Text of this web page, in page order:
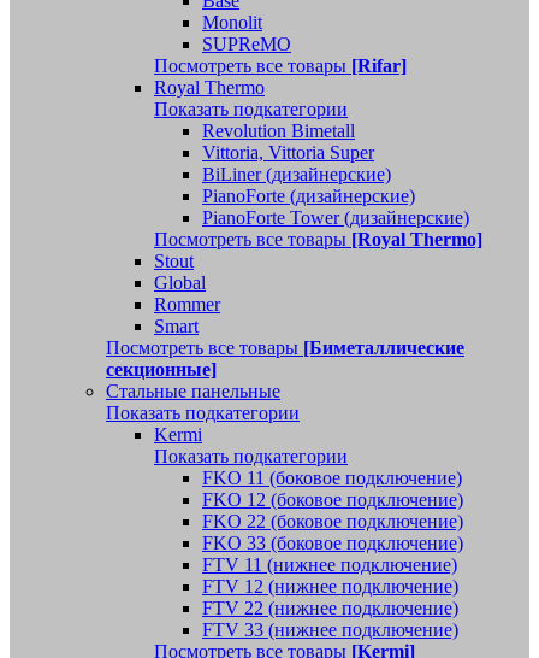
Monolit
SUPReMO
Посмотреть все товары [Rifar]
Royal Thermo
Показать подкатегории
Revolution Bimetall
Vittoria, Vittoria Super
BiLiner (дизайнерские)
PianoForte (дизайнерские)
PianoForte Tower (дизайнерские)
Посмотреть все товары [Royal Thermo]
Stout
Global
Rommer
Smart
Посмотреть все товары [Биметаллические
секционные]
Стальные панельные
Показать подкатегории
Kermi
Показать подкатегории
FKO 11 (боковое подключение)
FKO 12 (боковое подключение)
FKO 22 (боковое подключение)
FKO 33 (боковое подключение)
FTV 11 (нижнее подключение)
FTV 12 (нижнее подключение)
FTV 22 (нижнее подключение)
FTV 33 (нижнее подключение)
Посмотреть все товары [Kermi]